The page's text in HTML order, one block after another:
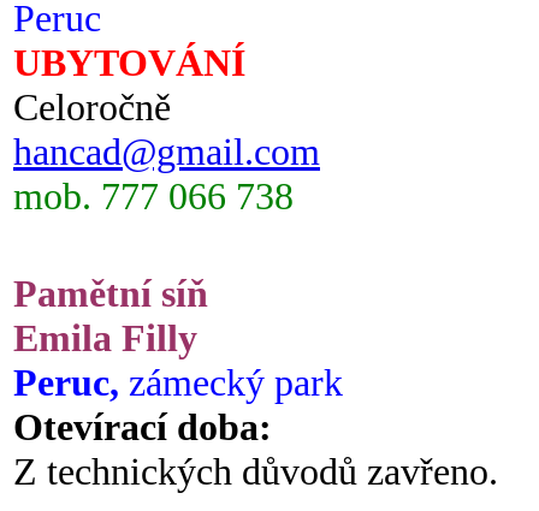
Peruc
UBYTOVÁNÍ
Celoročně
hancad@gmail.com
mob. 777 066 738
Pamětní síň
Emila Filly
Peruc, zámecký park
Otevírací doba:
Z technických důvodů zavřeno.